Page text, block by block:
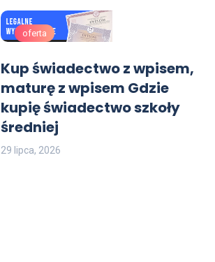
oferta
Kup świadectwo z wpisem,
maturę z wpisem Gdzie
kupię świadectwo szkoły
średniej
29 lipca, 2026